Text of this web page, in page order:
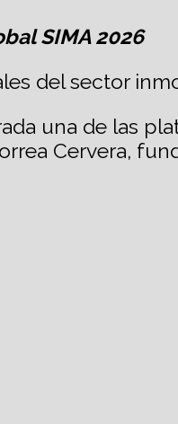
SIMA 2026
del sector
una de las
Cervera,